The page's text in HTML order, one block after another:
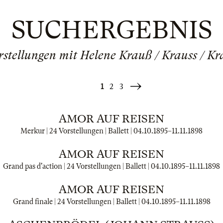
SUCHERGEBNIS
mit Helene Krauß / Krauss /
1 2 3
Weiter
AMOR AUF REISEN
Merkur | 24 Vorstellungen | Ballett | 04.10.1895–11.11.1898
AMOR AUF REISEN
Grand pas d'action | 24 Vorstellungen | Ballett | 04.10.1895–11.11.1898
AMOR AUF REISEN
Grand finale | 24 Vorstellungen | Ballett | 04.10.1895–11.11.1898